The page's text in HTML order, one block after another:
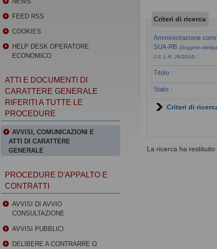
Criteri di ricerca
Amministrazione
SUA-RB(Soggetti
2-3, L.R. 26/2014) :
Titolo :
Stato :
Criteri di
La ricerca ha restituito
FEED RSS
COOKIES
HELP DESK OPERATORE
ECONOMICO
ATTI E DOCUMENTI DI
CARATTERE GENERALE
RIFERITI A TUTTE LE
PROCEDURE
AVVISI, COMUNICAZIONI E
ATTI DI CARATTERE
GENERALE
PROCEDURE D'APPALTO E
CONTRATTI
AVVISI DI AVVIO
CONSULTAZIONE
AVVISI PUBBLICI
DELIBERE A CONTRARRE O